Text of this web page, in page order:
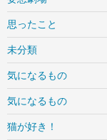
思ったこと
未分類
気になるもの
気になるもの
猫が好き！